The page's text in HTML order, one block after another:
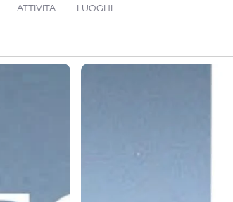
ATTIVITÀ LUOGHI